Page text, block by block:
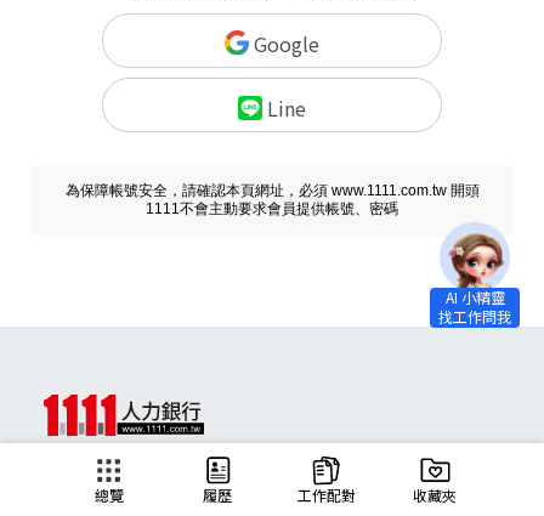
Google
Line
為保障帳號安全，請確認本頁網址，必須 www.1111.com.tw 開頭
1111不會主動要求會員提供帳號、密碼
總覽 履歷 工作配對 收藏夾